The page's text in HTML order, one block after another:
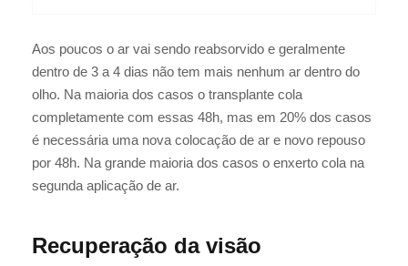
Aos poucos o ar vai sendo reabsorvido e geralmente
dentro de 3 a 4 dias não tem mais nenhum ar dentro do
olho. Na maioria dos casos o transplante cola
completamente com essas 48h, mas em 20% dos casos
é necessária uma nova colocação de ar e novo repouso
por 48h. Na grande maioria dos casos o enxerto cola na
segunda aplicação de ar.
Recuperação da visão